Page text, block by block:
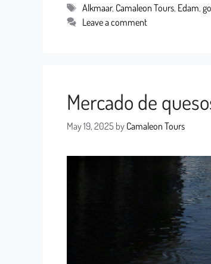
Alkmaar, Camaleon Tours, Edam,
Leave a comment
Mercado de
May 19, 2025byCamaleon Tours